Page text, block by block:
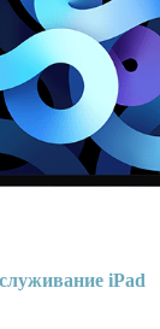
iPad